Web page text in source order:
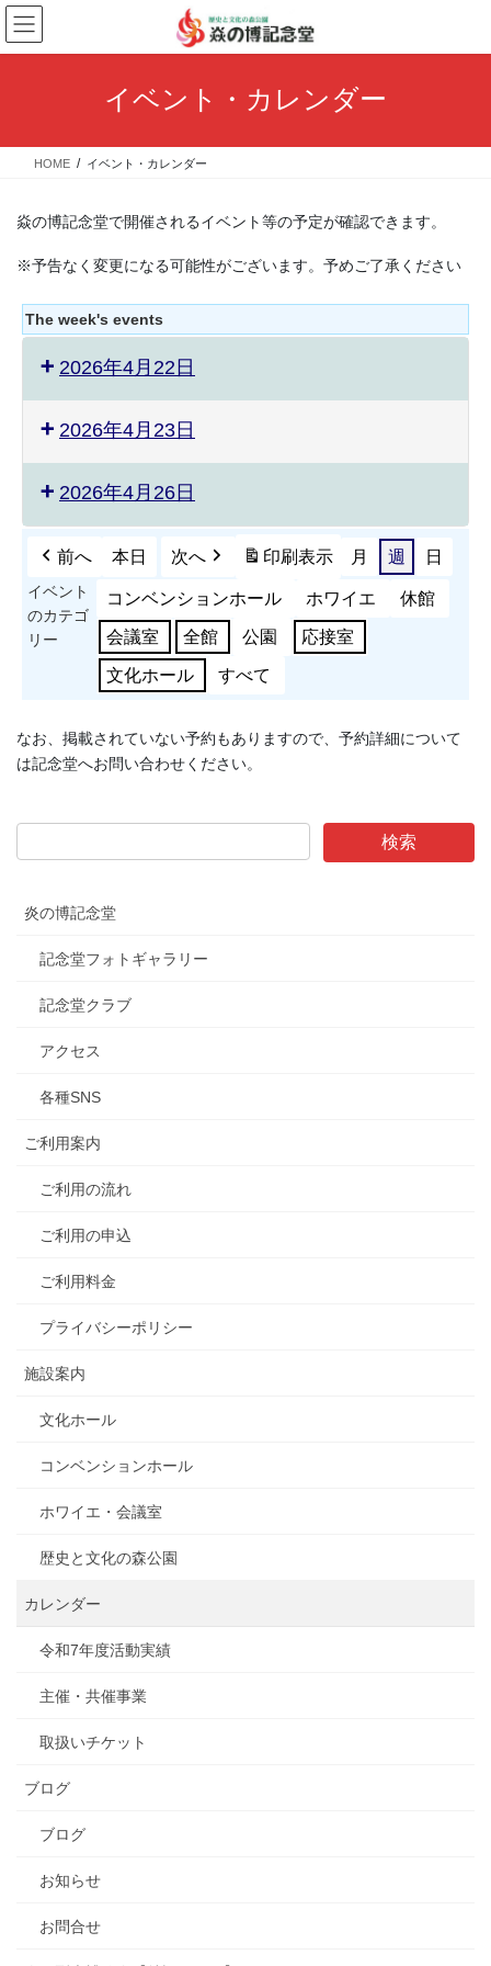
コ
ン
テ
ス
ナ
ビ
ゲ
ン
イベント・カレンダー
HOME イベント・カレンダー
焱の博記念堂で開催されるイベント等の予定が確認できます。
※予告なく変更になる可能性がございます。予めご了承ください
The week's events
2026年4月22日
2026年4月23日
2026年4月26日
前へ 本日 次へ 印刷表示 月 週 日
イベント
のカテゴ
リー
コンベンションホール ホワイエ 休館
会議室 全館 公園 応接室
文化ホール すべて
なお、掲載されていない予約もありますので、予約詳細について
は記念堂へお問い合わせください。
炎の博記念堂
記念堂フォトギャラリー
記念堂クラブ
アクセス
各種SNS
ご利用案内
ご利用の流れ
ご利用の申込
ご利用料金
プライバシーポリシー
施設案内
文化ホール
コンベンションホール
ホワイエ・会議室
歴史と文化の森公園
カレンダー
令和7年度活動実績
主催・共催事業
取扱いチケット
ブログ
ブログ
お知らせ
お問合せ